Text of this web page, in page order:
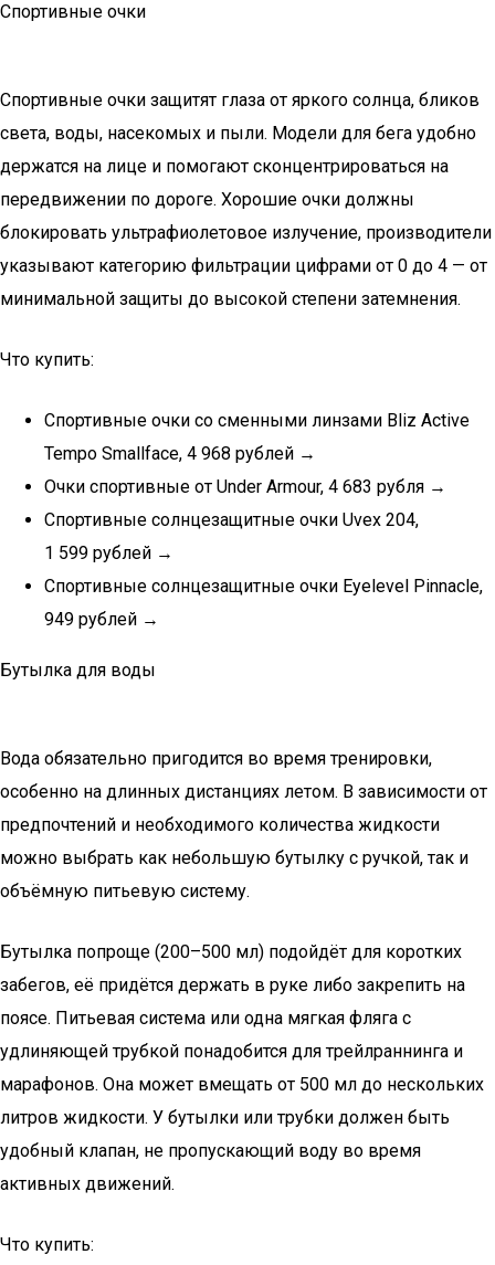
Спортивные очки
Спортивные очки защитят глаза от яркого солнца, бликов
света, воды, насекомых и пыли. Модели для бега удобно
держатся на лице и помогают сконцентрироваться на
передвижении по дороге. Хорошие очки должны
блокировать ультрафиолетовое излучение, производители
указывают категорию фильтрации цифрами от 0 до 4 — от
минимальной защиты до высокой степени затемнения.
Что купить:
Спортивные очки со сменными линзами Bliz Active
Tempo Smallface, 4 968 рублей →
Очки спортивные от Under Armour, 4 683 рубля →
Спортивные солнцезащитные очки Uvex 204,
1 599 рублей →
Спортивные солнцезащитные очки Eyelevel Pinnacle,
949 рублей →
Бутылка для воды
Вода обязательно пригодится во время тренировки,
особенно на длинных дистанциях летом. В зависимости от
предпочтений и необходимого количества жидкости
можно выбрать как небольшую бутылку с ручкой, так и
объёмную питьевую систему.
Бутылка попроще (200–500 мл) подойдёт для коротких
забегов, её придётся держать в руке либо закрепить на
поясе. Питьевая система или одна мягкая фляга с
удлиняющей трубкой понадобится для трейлраннинга и
марафонов. Она может вмещать от 500 мл до нескольких
литров жидкости. У бутылки или трубки должен быть
удобный клапан, не пропускающий воду во время
активных движений.
Что купить: